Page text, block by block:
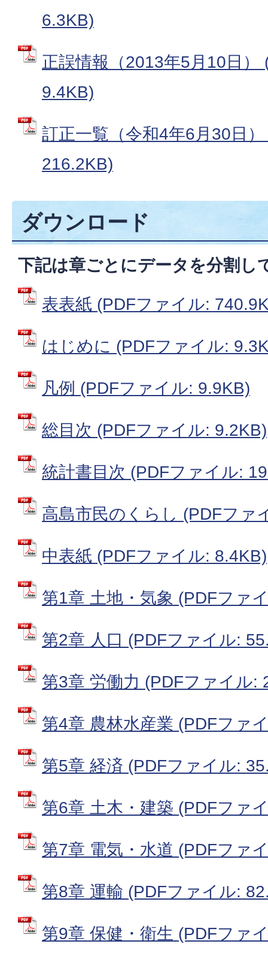
6.3KB)
正誤情報（2013年5月10日）
9.4KB)
訂正一覧（令和4年6月30日
216.2KB)
ダウンロード
下記は章ごとにデータを分割し
表表紙 (PDFファイル:
はじめに (PDFファイル:
凡例 (PDFファイル: 9.9KB)
総目次 (PDFファイル: 9.2KB)
統計書目次 (PDFファイル:
高島市民のくらし (PDFファ
中表紙 (PDFファイル: 8.4KB)
第1章 土地・気象 (PDFファ
第2章 人口 (PDFファイル:
第3章 労働力 (PDFファイル:
第4章 農林水産業 (PDFファ
第5章 経済 (PDFファイル:
第6章 土木・建築 (PDFファ
第7章 電気・水道 (PDFファ
第8章 運輸 (PDFファイル:
第9章 保健・衛生 (PDFファ